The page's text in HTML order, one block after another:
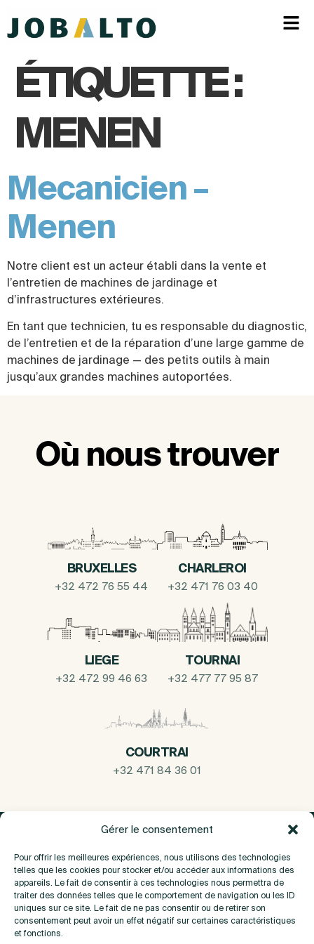
Gérer le consentement
Pour offrir les meilleures expériences, nous utilisons des technologies
telles que les cookies pour stocker et/ou accéder aux informations des
appareils. Le fait de consentir à ces technologies nous permettra de
traiter des données telles que le comportement de navigation ou les ID
uniques sur ce site. Le fait de ne pas consentir ou de retirer son
consentement peut avoir un effet négatif sur certaines caractéristiques
et fonctions.
ÉTIQUETTE :
MENEN
Mecanicien –
Menen
Notre client est un acteur établi dans la vente et
l’entretien de machines de jardinage et
d’infrastructures extérieures.
En tant que technicien, tu es responsable du diagnostic,
de l’entretien et de la réparation d’une large gamme de
machines de jardinage — des petits outils à main
jusqu’aux grandes machines autoportées.
Où nous trouver
BRUXELLES
+32 472 76 55 44
CHARLEROI
+32 471 76 03 40
LIEGE
+32 472 99 46 63
TOURNAI
+32 477 77 95 87
COURTRAI
+32 471 84 36 01